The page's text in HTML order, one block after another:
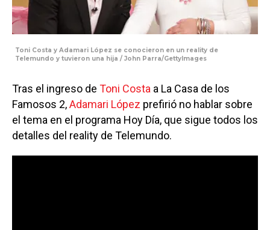
Toni Costa y Adamari López se conocieron en un reality de
Telemundo y tuvieron una hija / John Parra/GettyImages
Tras el ingreso de Toni Costa a La Casa de los
Famosos 2,Adamari López prefirió no hablar sobre
el tema en el programa Hoy Día, que sigue todos los
detalles del reality de Telemundo.